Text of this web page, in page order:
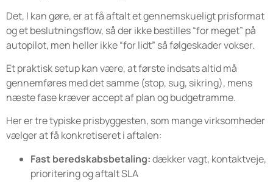
Det, I kan gøre, er at få aftalt et gennemskueligt prisformat
og et beslutningsflow, så der ikke bestilles “for meget” på
autopilot, men heller ikke “for lidt” så følgeskader vokser.
Et praktisk setup kan være, at første indsats altid må
gennemføres med det samme (stop, sug, sikring), mens
næste fase kræver accept af plan og budgetramme.
Her er tre typiske prisbyggesten, som mange virksomheder
vælger at få konkretiseret i aftalen:
Fast beredskabsbetaling:dækker vagt, kontaktveje,
prioritering og aftalt SLA